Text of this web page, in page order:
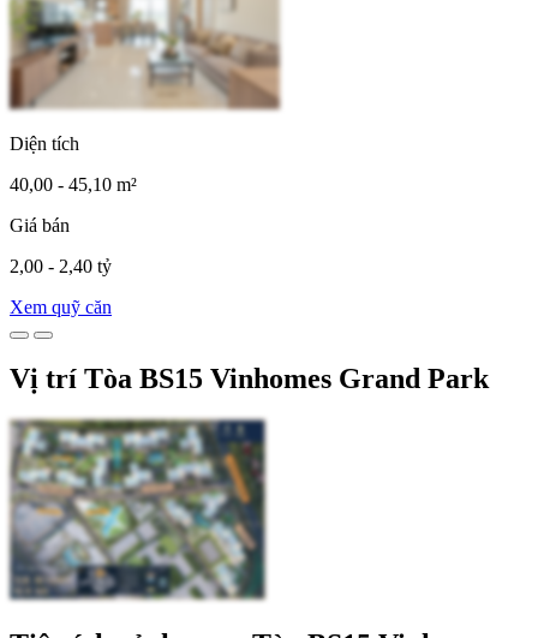
Diện tích
40,00 - 45,10 m²
Giá bán
2,00 - 2,40 tỷ
Xem quỹ căn
Vị trí Tòa BS15 Vinhomes Grand Park